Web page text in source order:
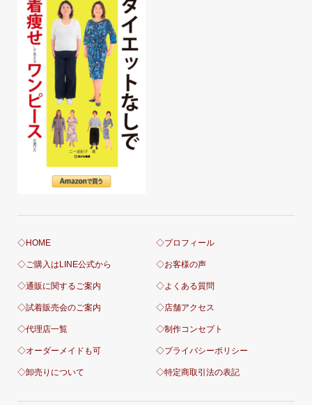
◇HOME
◇ご購入はLINE公式から
◇通販に関するご案内
◇試着販売会のご案内
◇代理店一覧
◇オーダーメイドも可
◇卸売りについて
◇プロフィール
◇お客様の声
◇よくある質問
◇店舗アクセス
◇制作コンセプト
◇プライバシーポリシー
◇特定商取引法の表記